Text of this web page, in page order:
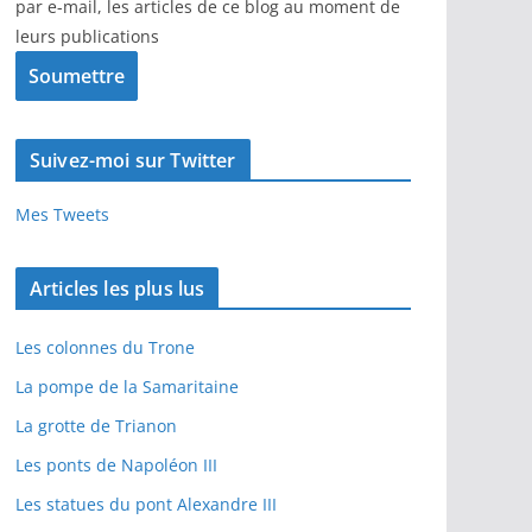
par e-mail, les articles de ce blog au moment de
leurs publications
Suivez-moi sur Twitter
Mes Tweets
Articles les plus lus
Les colonnes du Trone
La pompe de la Samaritaine
La grotte de Trianon
Les ponts de Napoléon III
Les statues du pont Alexandre III